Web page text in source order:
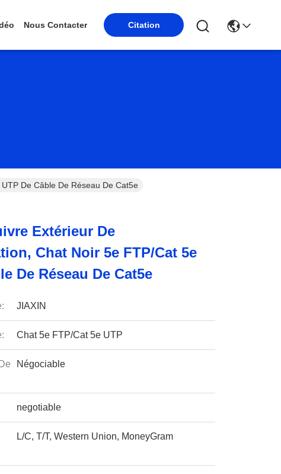
Nous Contacter Citation
De Câble De Réseau De Cat5e
Extérieur De
Chat Noir 5e FTP/Cat 5e
De Réseau De Cat5e
JIAXIN
Chat 5e FTP/Cat 5e UTP
Négociable
negotiable
L/C, T/T, Western Union, MoneyGram